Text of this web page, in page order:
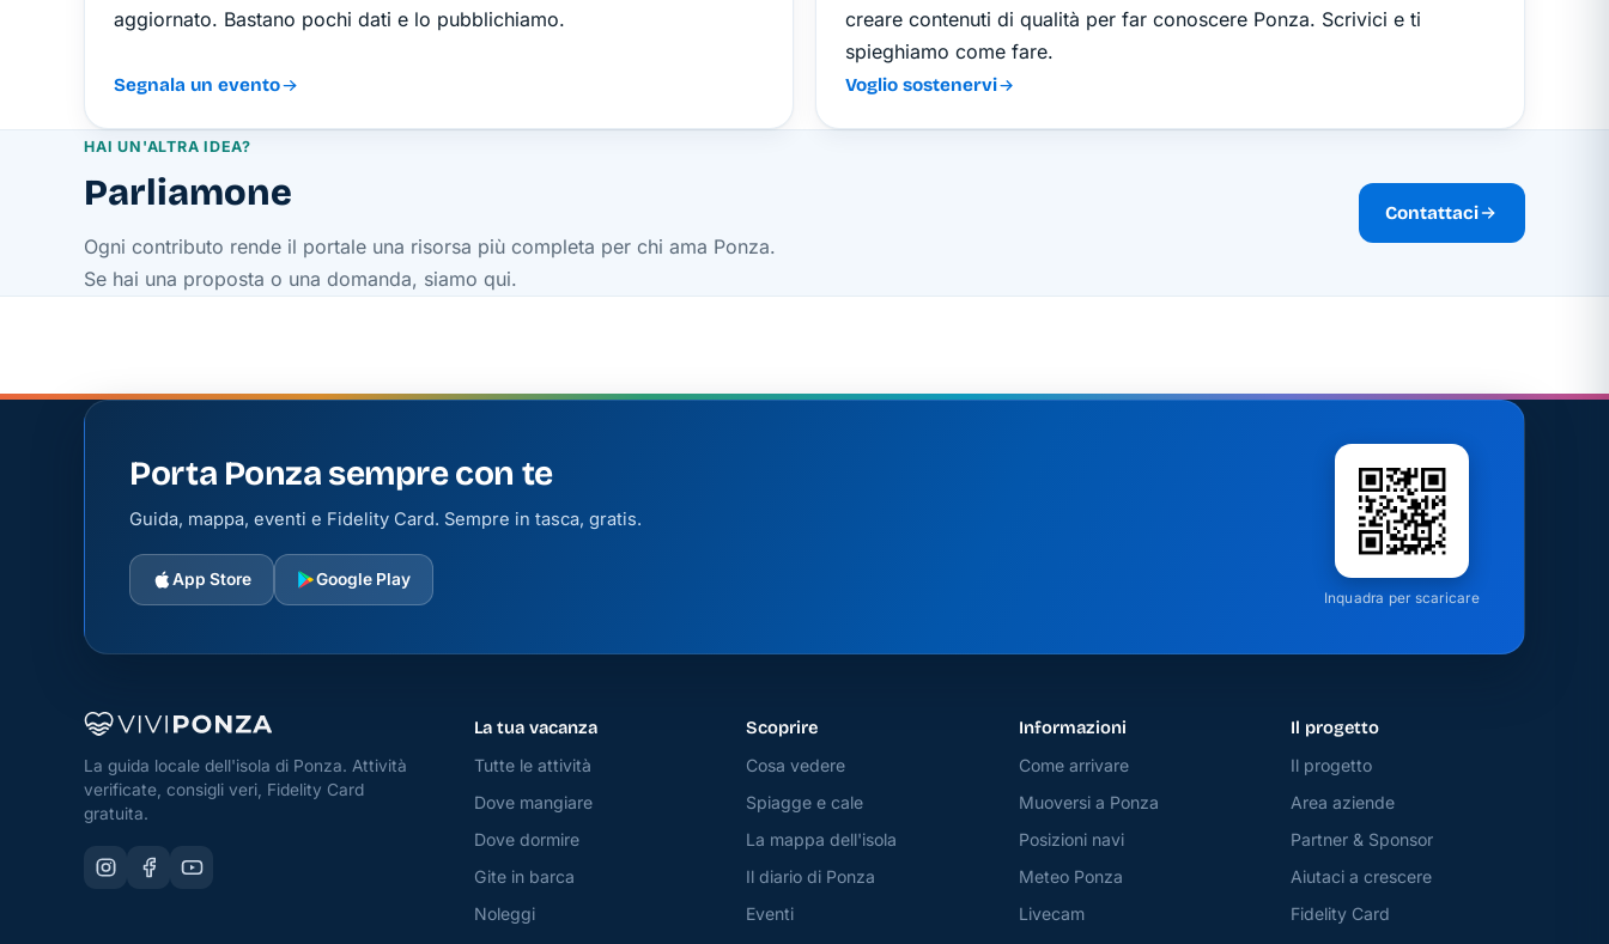
aggiornato. Bastano pochi dati e lo pubblichiamo.
Segnala un evento
creare contenuti di qualità per far conoscere Ponza. Scrivici e ti
spieghiamo come fare.
Voglio sostenervi
HAI UN'ALTRA IDEA?
Parliamone
Ogni contributo rende il portale una risorsa più completa per chi ama Ponza.
Se hai una proposta o una domanda, siamo qui.
Contattaci
Porta Ponza sempre con te
Guida, mappa, eventi e Fidelity Card. Sempre in tasca, gratis.
App Store Google Play
Inquadra per scaricare
La guida locale dell'isola di Ponza. Attività
verificate, consigli veri, Fidelity Card
gratuita.
La tua vacanza
Tutte le attività
Dove mangiare
Dove dormire
Gite in barca
Noleggi
Scoprire
Cosa vedere
Spiagge e cale
La mappa dell'isola
Il diario di Ponza
Eventi
Informazioni
Come arrivare
Muoversi a Ponza
Posizioni navi
Meteo Ponza
Livecam
Il progetto
Il progetto
Area aziende
Partner & Sponsor
Aiutaci a crescere
Fidelity Card